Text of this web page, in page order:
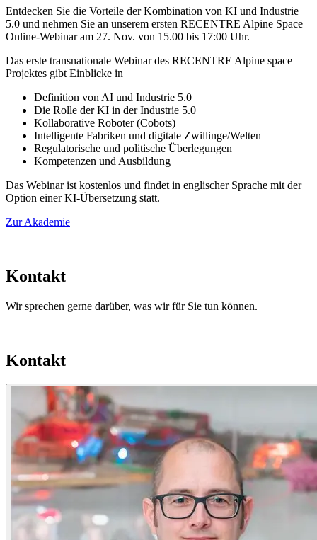
Entdecken Sie die Vorteile der Kombination von KI und Industrie
5.0 und nehmen Sie an unserem ersten RECENTRE Alpine Space
Online-Webinar am 27. Nov. von 15.00 bis 17:00 Uhr.
Das erste transnationale Webinar des RECENTRE Alpine space
Projektes gibt Einblicke in
Definition von AI und Industrie 5.0
Die Rolle der KI in der Industrie 5.0
Kollaborative Roboter (Cobots)
Intelligente Fabriken und digitale Zwillinge/Welten
Regulatorische und politische Überlegungen
Kompetenzen und Ausbildung
Das Webinar ist kostenlos und findet in englischer Sprache mit der
Option einer KI-Übersetzung statt.
Zur Akademie
Kontakt
Wir sprechen gerne darüber, was wir für Sie tun können.
Kontakt